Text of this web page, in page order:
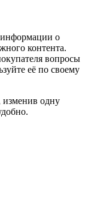
информации о
контента.
вопросы
её по своему
изменив одну